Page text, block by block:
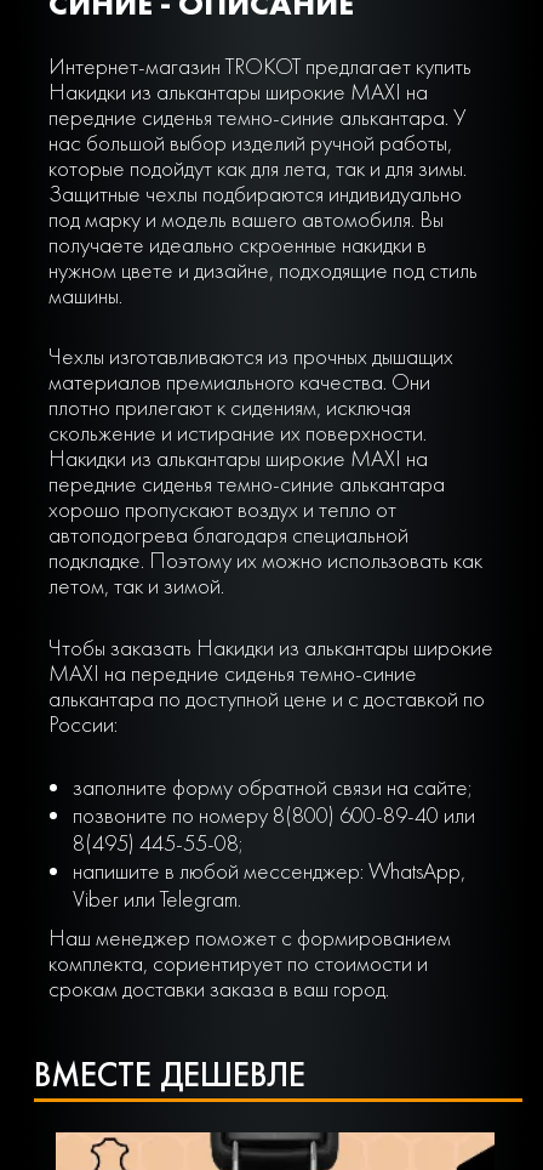
Интернет-магазин TROKOT предлагает купить
Накидки из алькантары широкие MAXI на
передние сиденья темно-синие алькантара. У
нас большой выбор изделий ручной работы,
которые подойдут как для лета, так и для зимы.
Защитные чехлы подбираются индивидуально
под марку и модель вашего автомобиля. Вы
получаете идеально скроенные накидки в
нужном цвете и дизайне, подходящие под стиль
машины.
Чехлы изготавливаются из прочных дышащих
материалов премиального качества. Они
плотно прилегают к сидениям, исключая
скольжение и истирание их поверхности.
Накидки из алькантары широкие MAXI на
передние сиденья темно-синие алькантара
хорошо пропускают воздух и тепло от
автоподогрева благодаря специальной
подкладке. Поэтому их можно использовать как
летом, так и зимой.
Чтобы заказать Накидки из алькантары широкие
MAXI на передние сиденья темно-синие
алькантара по доступной цене и с доставкой по
России:
заполните форму обратной связи на сайте;
позвоните по номеру 8(800) 600-89-40 или
8(495) 445-55-08;
напишите в любой мессенджер: WhatsApp,
Viber или Telegram.
Наш менеджер поможет с формированием
комплекта, сориентирует по стоимости и
срокам доставки заказа в ваш город.
ВМЕСТЕ ДЕШЕВЛЕ